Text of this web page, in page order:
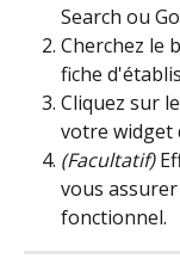
Search ou
Cherchez le
fiche
Cliquez sur
votre widget
(Facultatif)
vous
fonctionnel.